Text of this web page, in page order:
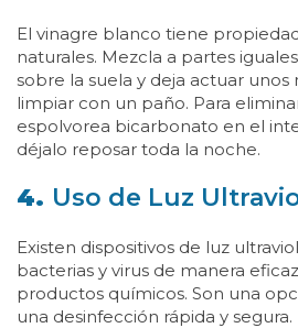
El vinagre blanco tiene
naturales. Mezcla a partes
sobre la suela y deja actuar unos
limpiar con un paño. Para
espolvorea bicarbonato en el
déjalo reposar toda la noche.
4. Uso de Luz
Existen dispositivos de luz
bacterias y virus de manera
productos químicos. Son una
una desinfección rápida y segura.